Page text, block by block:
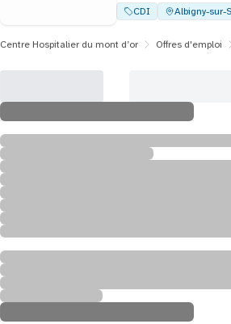
CDI Albigny-sur-
Centre Hospitalier du mont d’or Offres d'emploi